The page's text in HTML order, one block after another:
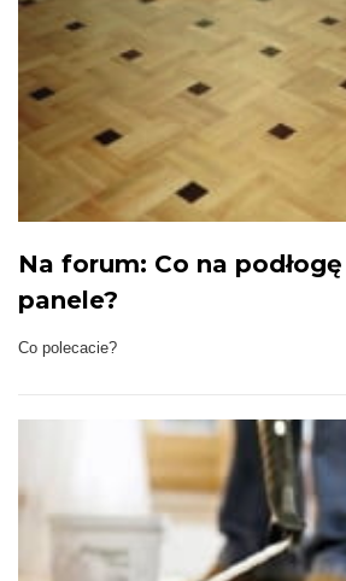
Na forum: Co na
panele?
Co polecacie?